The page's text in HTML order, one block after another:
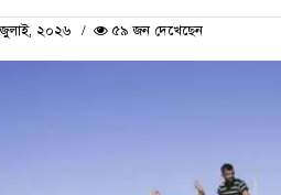
২০২৬ ৫৯ জন দেখেছেন